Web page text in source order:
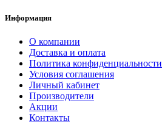
Информация
О компании
Доставка и оплата
Политика конфиденциальности
Условия соглашения
Личный кабинет
Производители
Акции
Контакты